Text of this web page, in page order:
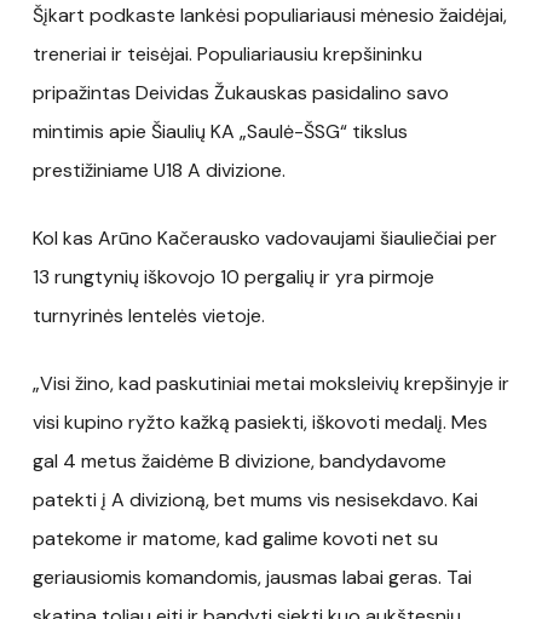
Šįkart podkaste lankėsi populiariausi mėnesio žaidėjai,
treneriai ir teisėjai. Populiariausiu krepšininku
pripažintas Deividas Žukauskas pasidalino savo
mintimis apie Šiaulių KA „Saulė-ŠSG“ tikslus
prestižiniame U18 A divizione.
Kol kas Arūno Kačerausko vadovaujami šiauliečiai per
13 rungtynių iškovojo 10 pergalių ir yra pirmoje
turnyrinės lentelės vietoje.
„Visi žino, kad paskutiniai metai moksleivių krepšinyje ir
visi kupino ryžto kažką pasiekti, iškovoti medalį. Mes
gal 4 metus žaidėme B divizione, bandydavome
patekti į A divizioną, bet mums vis nesisekdavo. Kai
patekome ir matome, kad galime kovoti net su
geriausiomis komandomis, jausmas labai geras. Tai